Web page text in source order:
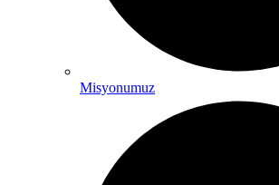
Misyonumuz